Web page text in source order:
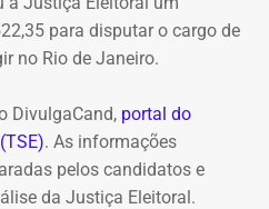
civil e R$ 11,9 milhões por
para disputar o cargo de
no Rio de Janeiro.
DivulgaCand, portal do
. As informações
pelos candidatos e
da Justiça Eleitoral.